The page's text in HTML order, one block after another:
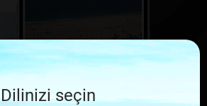
Dilinizi seçin